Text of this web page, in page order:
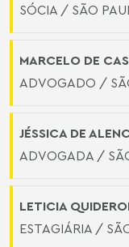
SÓCIA / SÃO
MARCELO DE
ADVOGADO /
JÉSSICA DE
ADVOGADA /
LETICIA
ESTAGIÁRIA /